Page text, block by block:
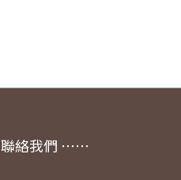
聯絡我們 ⋯⋯